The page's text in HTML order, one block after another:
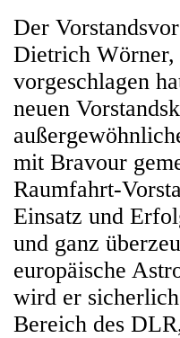
Der
Dietrich Wörner,
vorgeschlagen
neuen
mit Bravour
Raumfahrt-
Einsatz und
und ganz
europäische
wird er
Bereich des